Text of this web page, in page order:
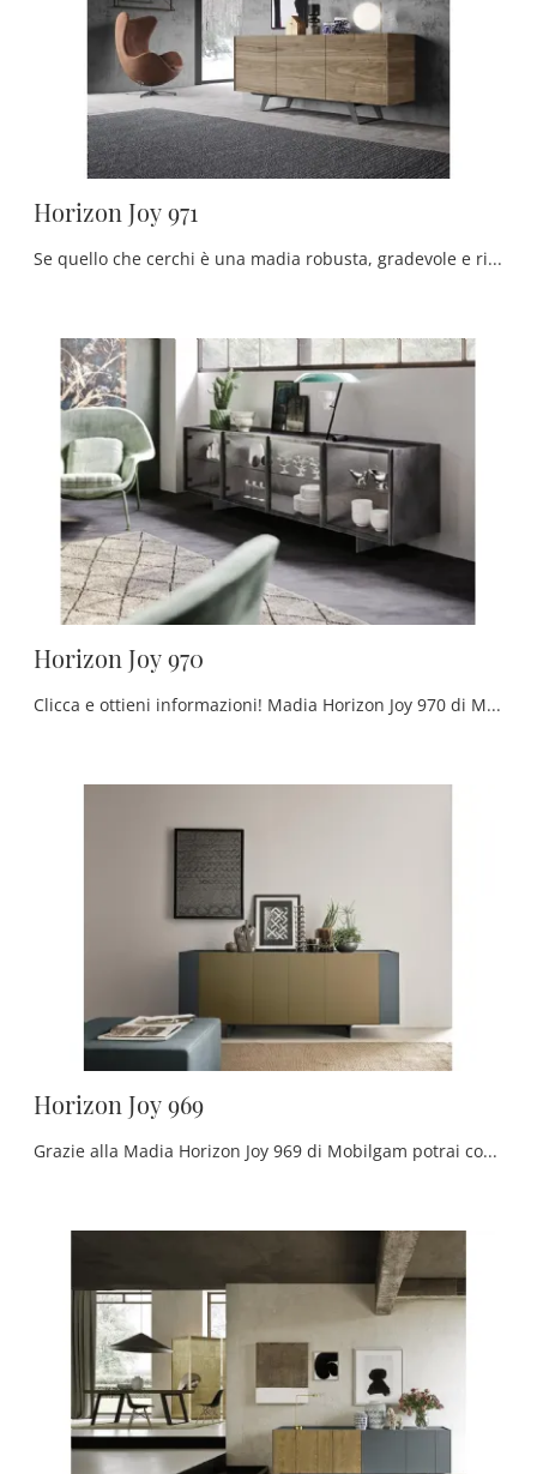
Horizon Joy 971
Se quello che cerchi è una madia robusta, gradevole e ricercata per organizzare al meglio il tuo living, lasciati ispirare dalle più originali Madie ...
Horizon Joy 970
Clicca e ottieni informazioni! Madia Horizon Joy 970 di Mobilgam in laccato opaco: ti aspetta per arricchire le tue stanze moderne.
Horizon Joy 969
Grazie alla Madia Horizon Joy 969 di Mobilgam potrai completare i tuoi spazi ottimizzando ogni angolo del living e assicurandoti un design unico.